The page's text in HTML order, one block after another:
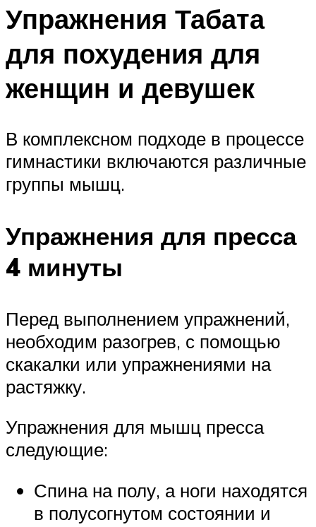
Упражнения Табата
для похудения для
женщин и девушек
В комплексном подходе в процессе
гимнастики включаются различные
группы мышц.
Упражнения для пресса
4 минуты
Перед выполнением упражнений,
необходим разогрев, с помощью
скакалки или упражнениями на
растяжку.
Упражнения для мышц пресса
следующие:
Спина на полу, а ноги находятся
в полусогнутом состоянии и